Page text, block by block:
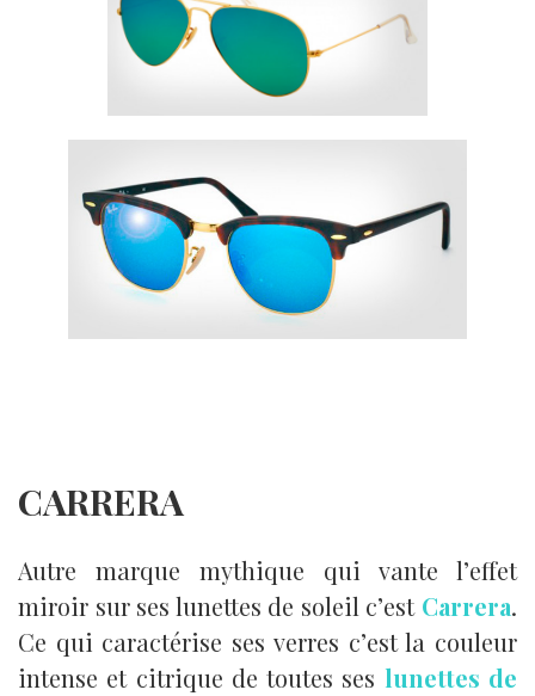
CARRERA
Autre marque mythique qui vante l’effet
miroir sur ses lunettes de soleil c’est Carrera.
Ce qui caractérise ses verres c’est la couleur
intense et citrique de toutes ses lunettes de